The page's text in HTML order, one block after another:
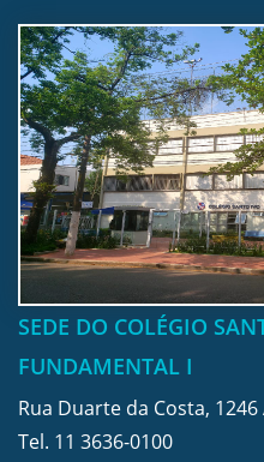
SEDE DO COLÉGIO
FUNDAMENTAL I
Rua Duarte da Costa,
Tel. 11 3636-0100